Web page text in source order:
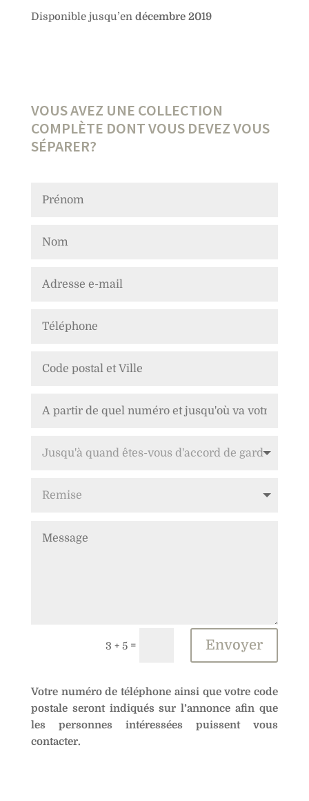
Disponible jusqu’en décembre 2019
VOUS AVEZ UNE COLLECTION
COMPLÈTE DONT VOUS DEVEZ VOUS
SÉPARER?
3 + 5 = Envoyer
Votre numéro de téléphone ainsi que votre code
postale seront indiqués sur l’annonce afin que
les personnes intéressées puissent vous
contacter.